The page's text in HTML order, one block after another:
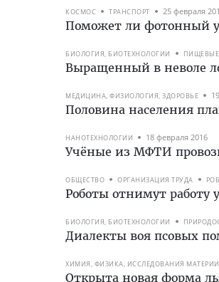
КОСМОС ТРАНСПОРТ 25 февраля
Поможет ли фотонный
БИОЛОГИЯ, БИОТЕХНОЛОГИИ ПИЩЕВЫЕ
Выращенный в неволе
МЕДИЦИНА, ФИЗИОЛОГИЯ, ЗДОРОВЬЕ
Половина населения
НАНОТЕХНОЛОГИИ 18 февраля 2016
Учёные из МФТИ
ОБЩЕСТВО ОРГАНИЗАЦИЯ ТРУДА
Роботы отнимут работу
БИОЛОГИЯ, БИОТЕХНОЛОГИИ
Диалекты воя псовых
ХИМИЯ, ФИЗИКА, ИССЛЕДОВАНИЯ МАТЕРИИ
Открыта новая форма